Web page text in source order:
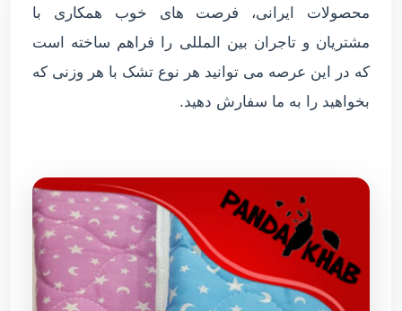
محصولات ایرانی، فرصت های خوب همکاری با
مشتریان و تاجران بین المللی را فراهم ساخته است
که در این عرصه می توانید هر نوع تشک با هر وزنی که
بخواهید را به ما سفارش دهید.